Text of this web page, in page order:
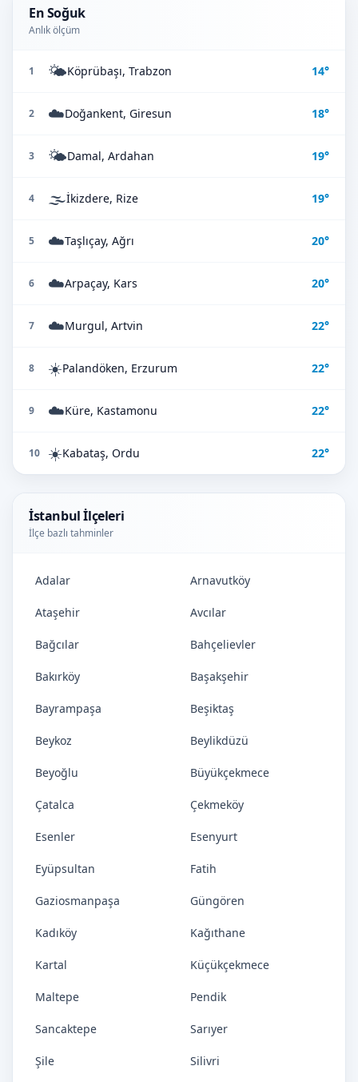
En Soğuk
Anlık ölçüm
1 🌤️Köprübaşı, Trabzon 14°
2 ☁️Doğankent, Giresun 18°
3 🌤️Damal, Ardahan 19°
4 🌫️İkizdere, Rize 19°
5 ☁️Taşlıçay, Ağrı 20°
6 ☁️Arpaçay, Kars 20°
7 ☁️Murgul, Artvin 22°
8 ☀️Palandöken, Erzurum 22°
9 ☁️Küre, Kastamonu 22°
10 ☀️Kabataş, Ordu 22°
İstanbul İlçeleri
İlçe bazlı tahminler
Adalar Arnavutköy
Ataşehir Avcılar
Bağcılar Bahçelievler
Bakırköy Başakşehir
Bayrampaşa Beşiktaş
Beykoz Beylikdüzü
Beyoğlu Büyükçekmece
Çatalca Çekmeköy
Esenler Esenyurt
Eyüpsultan Fatih
Gaziosmanpaşa Güngören
Kadıköy Kağıthane
Kartal Küçükçekmece
Maltepe Pendik
Sancaktepe Sarıyer
Şile Silivri